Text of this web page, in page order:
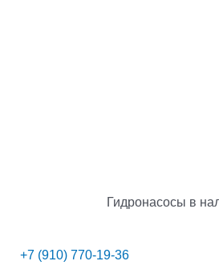
Гидронасосы в
+7 (910) 770-19-36